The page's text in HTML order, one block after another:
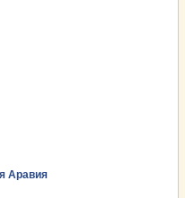
Аравия